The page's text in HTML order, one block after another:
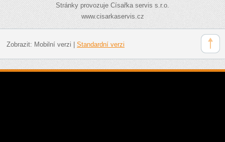
Stránky provozuje Císařka servis s.r.o.
www.cisarkaservis.cz
Zobrazit: Mobilní verzi | Standardní verzi